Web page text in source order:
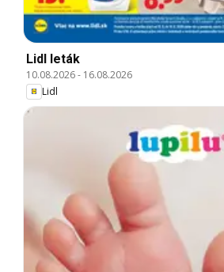
Lidl leták
10.08.2026- 16.08.2026
Lidl